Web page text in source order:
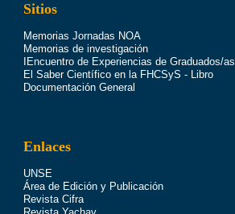
Sitios
Memorias Jornadas NOA
Memorias de investigación
IEncuentro de Experiencias de Graduados/as
El Saber Científico en la FHCSyS - Libro
Documentación General
Enlaces
UNSE
Área de Edición y Publicación
Revista Cifra